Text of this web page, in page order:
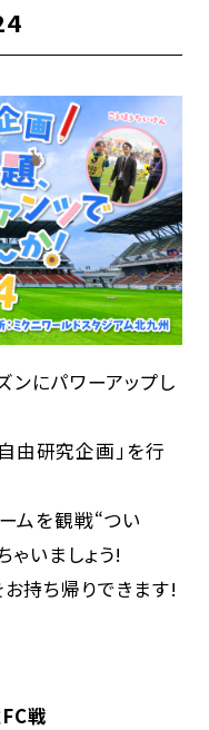
にパワーアップし
由研究企画」を行
ムを観戦“つい
いましょう!
持ち帰りできます!
戦